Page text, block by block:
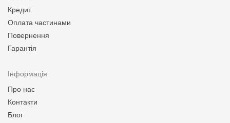
Кредит
Оплата частинами
Повернення
Гарантія
Інформація
Про нас
Контакти
Блог